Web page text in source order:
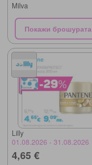
Milva
Покажи брошурата
Lilly
01.08.2026 - 31.08.2026
4,65 €